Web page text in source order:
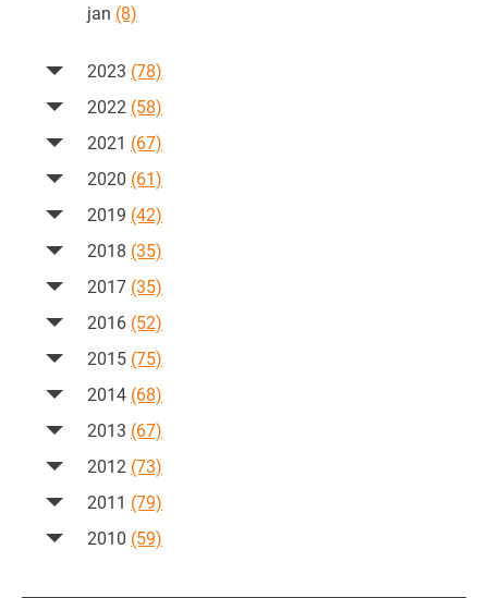
jan (8)
2023 (78)
2022 (58)
2021 (67)
2020 (61)
2019 (42)
2018 (35)
2017 (35)
2016 (52)
2015 (75)
2014 (68)
2013 (67)
2012 (73)
2011 (79)
2010 (59)